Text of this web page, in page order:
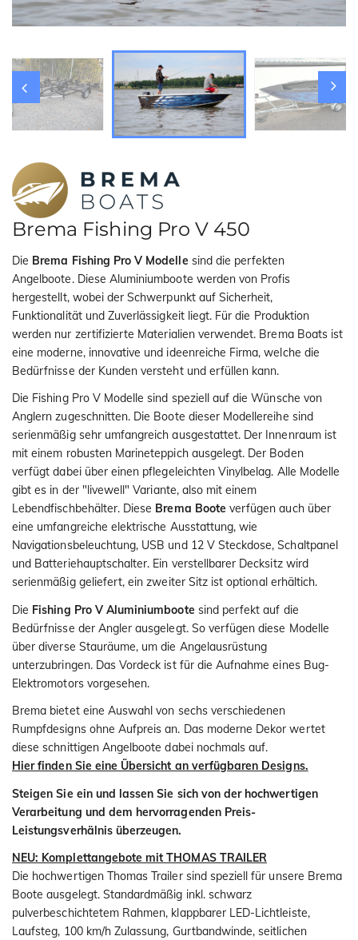
i
o
Brema Fishing Pro V 450
Die Brema Fishing Pro V Modellesind die perfekten
Angelboote. Diese Aluminiumboote werden von Profis
hergestellt, wobei der Schwerpunkt auf Sicherheit,
Funktionalität und Zuverlässigkeit liegt. Für die Produktion
werden nur zertifizierte Materialien verwendet. Brema Boats ist
eine moderne, innovative und ideenreiche Firma, welche die
Bedürfnisse der Kunden versteht und erfüllen kann.
Die Fishing Pro V Modelle sind speziell auf die Wünsche von
Anglern zugeschnitten. Die Boote dieser Modellereihe sind
serienmäßig sehr umfangreich ausgestattet. Der Innenraum ist
mit einem robusten Marineteppich ausgelegt. Der Boden
verfügt dabei über einen pflegeleichten Vinylbelag. Alle Modelle
gibt es in der "livewell" Variante, also mit einem
Lebendfischbehälter. Diese Brema Booteverfügen auch über
eine umfangreiche elektrische Ausstattung, wie
Navigationsbeleuchtung, USB und 12 V Steckdose, Schaltpanel
und Batteriehauptschalter. Ein verstellbarer Decksitz wird
serienmäßig geliefert, ein zweiter Sitz ist optional erhältich.
Die Fishing Pro V Aluminiumbootesind perfekt auf die
Bedürfnisse der Angler ausgelegt. So verfügen diese Modelle
über diverse Stauräume, um die Angelausrüstung
unterzubringen. Das Vordeck ist für die Aufnahme eines Bug-
Elektromotors vorgesehen.
Brema bietet eine Auswahl von sechs verschiedenen
Rumpfdesigns ohne Aufpreis an. Das moderne Dekor wertet
diese schnittigen Angelboote dabei nochmals auf.
Hier finden Sie eine Übersicht an verfügbaren Designs.
Steigen Sie ein und lassen Sie sich von der hochwertigen
Verarbeitung und dem hervorragenden Preis-
Leistungsverhälnis überzeugen.
NEU: Komplettangebote mit THOMAS TRAILER
Die hochwertigen Thomas Trailer sind speziell für unsere Brema
Boote ausgelegt. Standardmäßig inkl. schwarz
pulverbeschichtetem Rahmen, klappbarer LED-Lichtleiste,
Laufsteg, 100 km/h Zulassung, Gurtbandwinde, seitlichen